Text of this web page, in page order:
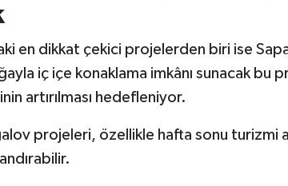
en dikkat çekici projelerden biri ise
iç içe konaklama imkânı sunacak bu
artırılması hedefleniyor.
projeleri, özellikle hafta sonu turizmi